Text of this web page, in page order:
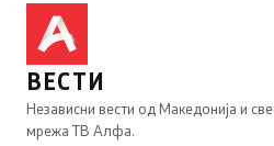
ВЕСТИ
Независни вести од Македонија и
мрежа ТВ Алфа.